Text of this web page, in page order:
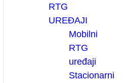
RTG
UREĐAJI
Mobilni
RTG
uređaji
Stacionarni